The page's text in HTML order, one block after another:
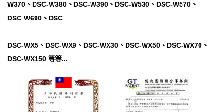
W370、DSC-W380、DSC-W390、DSC-W530、DSC-W570、
DSC-W690、DSC-
DSC-WX5、DSC-WX9、DSC-WX30、DSC-WX50、DSC-WX70、
DSC-WX150 等等...